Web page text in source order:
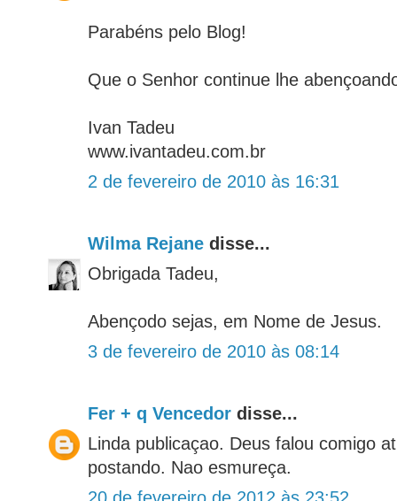
Parabéns pelo Blog!
Que o Senhor continue lhe
Ivan Tadeu
www.ivantadeu.com.br
2 de fevereiro de 2010 às 16:31
Wilma Rejane disse...
Obrigada Tadeu,
Abençodo sejas, em Nome de Jesus.
3 de fevereiro de 2010 às 08:14
Fer + q Vencedor disse...
Linda publicaçao. Deus falou comigo
postando. Nao esmureça.